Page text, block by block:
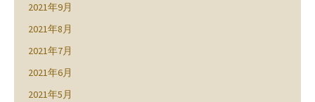
2021年9月
2021年8月
2021年7月
2021年6月
2021年5月